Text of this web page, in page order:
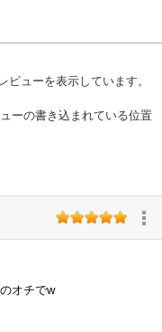
ューを表示しています。
ーの書き込まれている位置
オチでw